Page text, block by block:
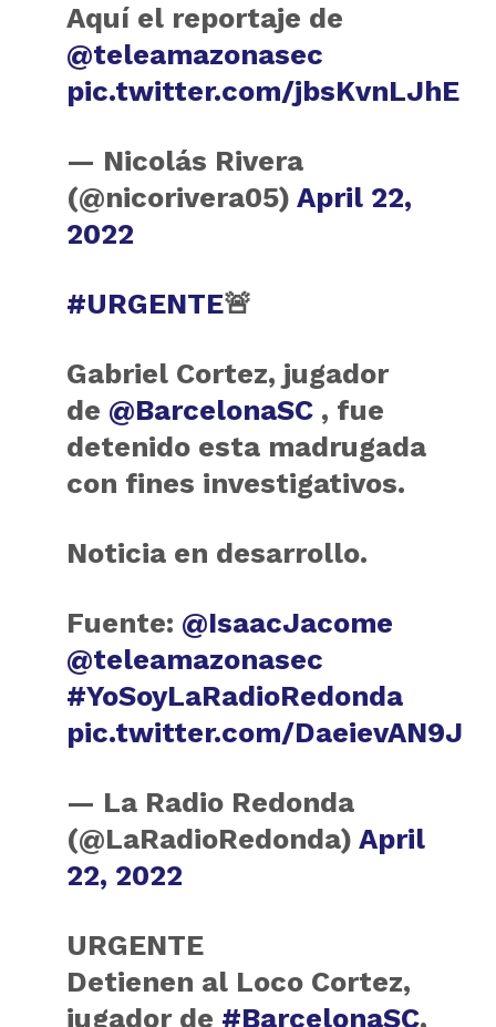
Aquí el reportaje de
@teleamazonasec
pic.twitter.com/jbsKvnLJhE
— Nicolás Rivera
(@nicorivera05)April 22,
2022
#URGENTE🚨
Gabriel Cortez, jugador
de @BarcelonaSC , fue
detenido esta madrugada
con fines investigativos.
Noticia en desarrollo.
Fuente: @IsaacJacome
@teleamazonasec
#YoSoyLaRadioRedonda
pic.twitter.com/DaeievAN9J
— La Radio Redonda
(@LaRadioRedonda)April
22, 2022
URGENTE
Detienen al Loco Cortez,
jugador de #BarcelonaSC,